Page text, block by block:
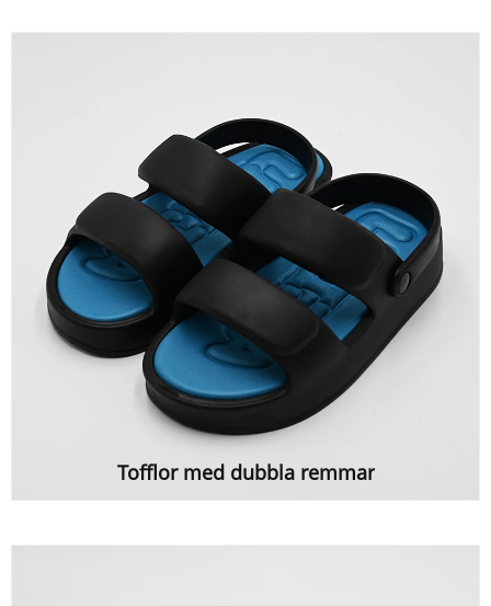
Tofflor med dubbla remmar